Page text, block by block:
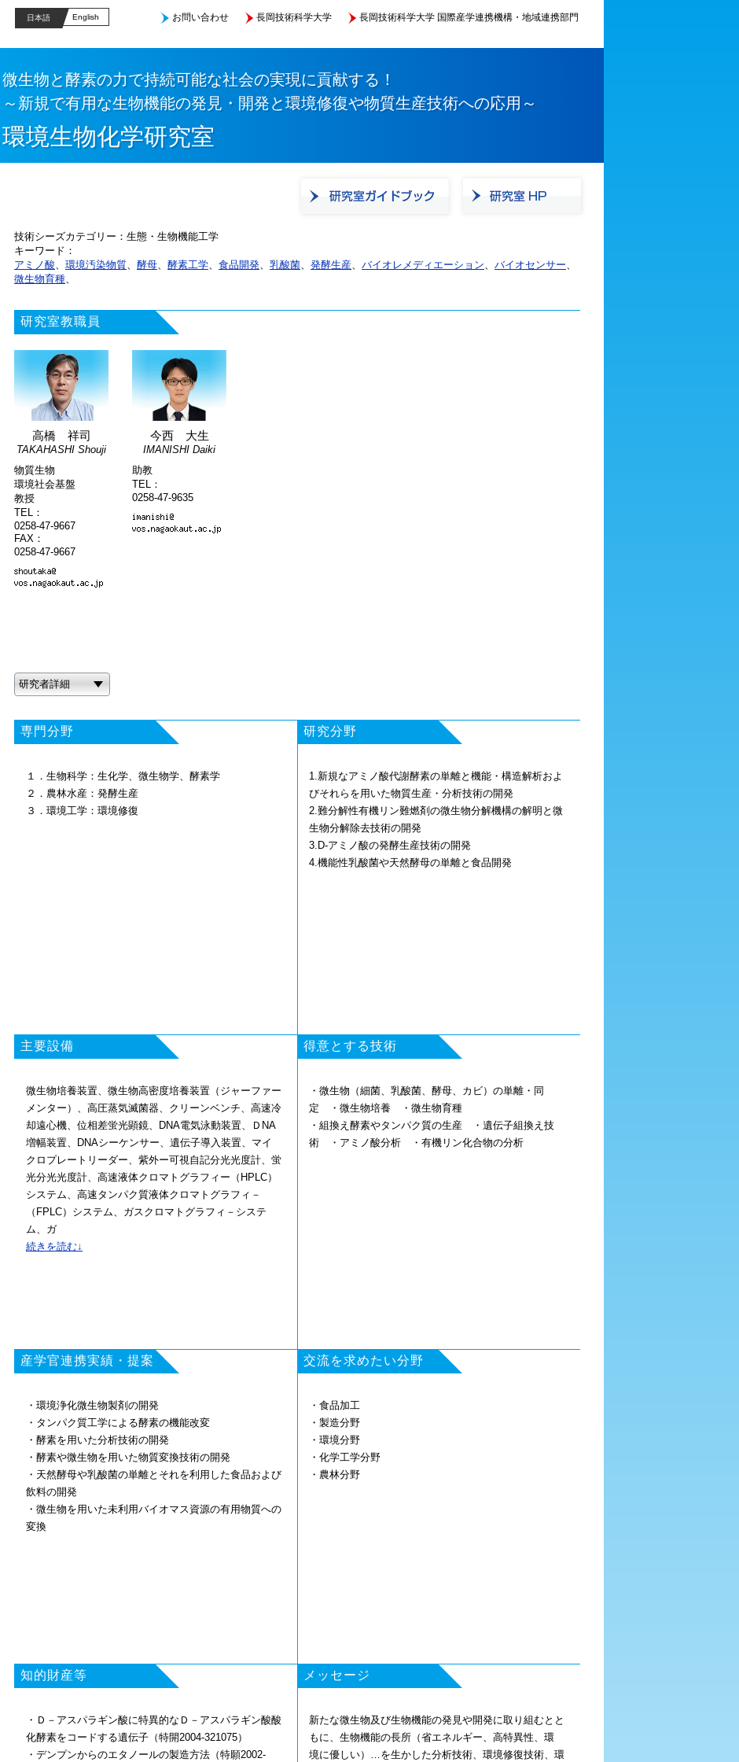
日本語 English お問い合わせ 長岡技術科学大学 長岡技術科学大学 国際産学連携機構・地域連携部門
微生物と酵素の力で持続可能な社会の実現に貢献する！
～新規で有用な生物機能の発見・開発と環境修復や物質生産技術への応用～
環境生物化学研究室
技術シーズカテゴリー
生態・生物機能工学
キーワード
アミノ酸、 環境汚染物質、 酵母、 酵素工学、 食品開発、 乳酸菌、 発酵生産、 バイオレメディエーション、 バイオセンサー、
微生物育種、
研究室教職員
高橋 祥司
TAKAHASHI Shouji
物質生物
環境社会基盤
教授
TEL：
0258-47-9667
FAX：
0258-47-9667
研究者詳細
今西 大生
IMANISHI Daiki
助教
TEL：
0258-47-9635
専門分野
１．生物科学：生化学、微生物学、酵素学
２．農林水産：発酵生産
３．環境工学：環境修復
研究分野
1.新規なアミノ酸代謝酵素の単離と機能・構造解析およ
びそれらを用いた物質生産・分析技術の開発
2.難分解性有機リン難燃剤の微生物分解機構の解明と微
生物分解除去技術の開発
3.D-アミノ酸の発酵生産技術の開発
4.機能性乳酸菌や天然酵母の単離と食品開発
主要設備
微生物培養装置、微生物高密度培養装置（ジャーファー
メンター）、高圧蒸気滅菌器、クリーンベンチ、高速冷
却遠心機、位相差蛍光顕鏡、DNA電気泳動装置、ＤNA
増幅装置、DNAシーケンサー、遺伝子導入装置、マイ
クロプレートリーダー、紫外ー可視自記分光光度計、蛍
光分光光度計、高速液体クロマトグラフィー（HPLC）
システム、高速タンパク質液体クロマトグラフィ－
（FPLC）システム、ガスクロマトグラフィ－システ
ム、ガ
スクロマトグラフィー／質量分析（GC/MS）システム
続きを読む↓
得意とする技術
・微生物（細菌、乳酸菌、酵母、カビ）の単離・同
定 ・微生物培養 ・微生物育種
・組換え酵素やタンパク質の生産 ・遺伝子組換え技
術 ・アミノ酸分析 ・有機リン化合物の分析
産学官連携実績・提案
・環境浄化微生物製剤の開発
・タンパク質工学による酵素の機能改変
・酵素を用いた分析技術の開発
・酵素や微生物を用いた物質変換技術の開発
・天然酵母や乳酸菌の単離とそれを利用した食品および
飲料の開発
・微生物を用いた未利用バイオマス資源の有用物質への
変換
交流を求めたい分野
・食品加工
・製造分野
・環境分野
・化学工学分野
・農林分野
知的財産等
・Ｄ－アスパラギン酸に特異的なＤ－アスパラギン酸酸
化酵素をコードする遺伝子（特開2004-321075）
・デンプンからのエタノールの製造方法（特願2002-
メッセージ
新たな微生物及び生物機能の発見や開発に取り組むとと
もに、生物機能の長所（省エネルギー、高特異性、環
境に優しい）…を生かした分析技術、環境修復技術、環